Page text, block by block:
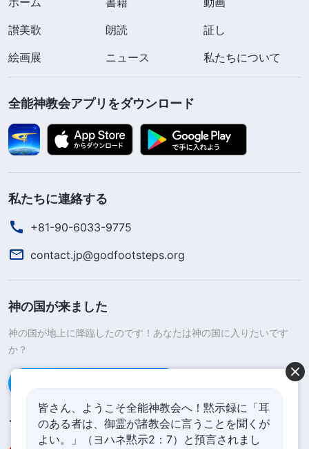
讃美歌
朗読
証し
絵画展
ニュース 私たちについて
全能神教会アプリをダウンロード
私たちに連絡する
+81-90-6033-9775
contact.jp@godfootsteps.org
神の国が来ました
神の国が地上に降臨したのです！あなたは神の国に入りたいです
か？
フォローする
皆さん、ようこそ全能神教会へ！黙示録に「耳
のある者は、御霊が諸教会に言うことを聞くが
よい。」（ヨハネ黙示2：7）と預言されまし